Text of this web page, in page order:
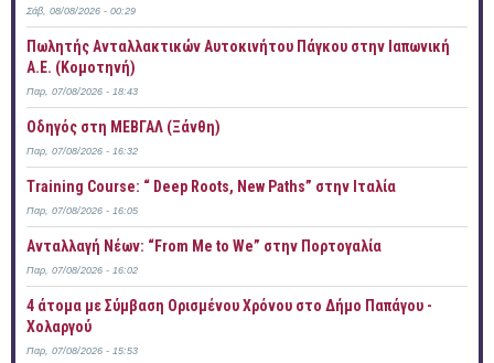
Σάβ, 08/08/2026 - 00:29
Πωλητής Ανταλλακτικών Αυτοκινήτου Πάγκου στην Ιαπωνική
Α.Ε. (Κομοτηνή)
Παρ, 07/08/2026 - 18:43
Οδηγός στη ΜΕΒΓΑΛ (Ξάνθη)
Παρ, 07/08/2026 - 16:32
Training Course: “ Deep Roots, New Paths” στην Ιταλία
Παρ, 07/08/2026 - 16:05
Ανταλλαγή Νέων: “From Me to We” στην Πορτογαλία
Παρ, 07/08/2026 - 16:02
4 άτομα με Σύμβαση Ορισμένου Χρόνου στο Δήμο Παπάγου -
Χολαργού
Παρ, 07/08/2026 - 15:53